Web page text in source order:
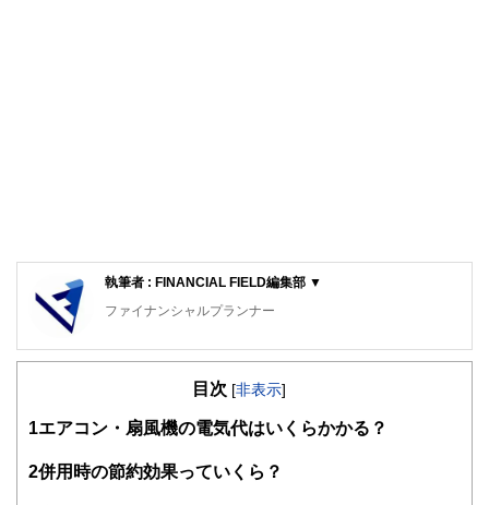
執筆者 : FINANCIAL FIELD編集部 ▼
ファイナンシャルプランナー
FinancialField編集部は、金融、経済に関する記事を、日々
知識がない方でも理解できるようわかりやすく発信していま
得者を中心に「お金や暮らし」に関する書籍・雑誌の編集経
験者で構成され、企画立案から記事掲載まですべての工程に
目次 [非表示]
1 エアコン・扇風機の電気代はいくらかかる？
2併用時の節約効果っていくら？